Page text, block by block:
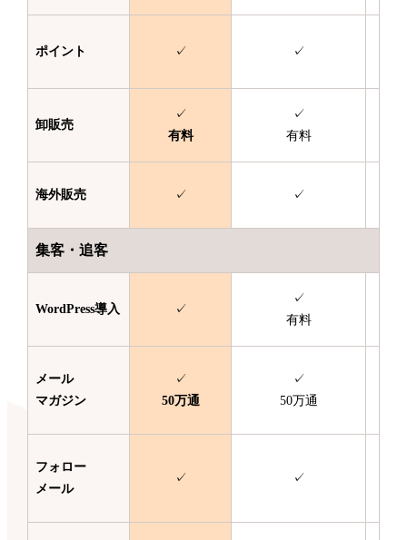
ポイント ✓ ✓
卸販売
✓
有料
✓
有料
海外販売 ✓ ✓
集客・追客
WordPress導入 ✓
✓
有料
メール
マガジン
✓
50万通
✓
50万通
フォロー
メール
✓ ✓